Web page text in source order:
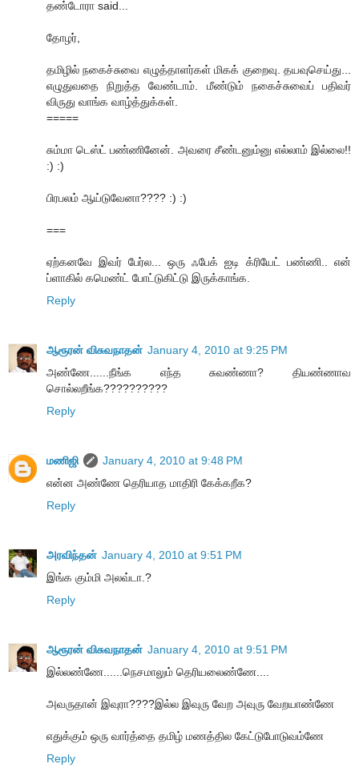
தண்டோரா said...
தோழர்,
தமிழில் நகைச்சுவை எழுத்தாளர்கள் மிகக் குறைவு. தயவுசெய்து...
எழுதுவதை நிறுத்த வேண்டாம். மீண்டும் நகைச்சுவைப் பதிவர்
விருது வாங்க வாழ்த்துக்கள்.
=====
சும்மா டெஸ்ட் பண்ணினேன். அவரை சீண்டனும்னு எல்லாம் இல்லை!!
:) :)
பிரபலம் ஆய்டுவேனா???? :) :)
===
ஏற்கனவே இவர் பேர்ல... ஒரு ஃபேக் ஐடி க்ரியேட் பண்ணி.. என்
ப்ளாகில் கமெண்ட் போட்டுகிட்டு இருக்காங்க.
Reply
ஆரூரன் விசுவநாதன் January 4, 2010 at 9:25 PM
அண்ணே......நீங்க எந்த சுவண்ணா? தியண்ணாவ
சொல்லறீங்க??????????
Reply
மணிஜி
January 4, 2010 at 9:48 PM
என்ன அண்ணே தெரியாத மாதிரி கேக்கறீக?
Reply
அரவிந்தன் January 4, 2010 at 9:51 PM
இங்க கும்மி அலவ்டா.?
Reply
ஆரூரன் விசுவநாதன் January 4, 2010 at 9:51 PM
இல்லண்ணே......நெசமாலும் தெரியலைண்ணே....
அவருதான் இவுரா????இல்ல இவுரு வேற அவுரு வேறயாண்ணே
எதுக்கும் ஒரு வார்த்தை தமிழ் மணத்தில கேட்டுபோடுவம்ணே
Reply